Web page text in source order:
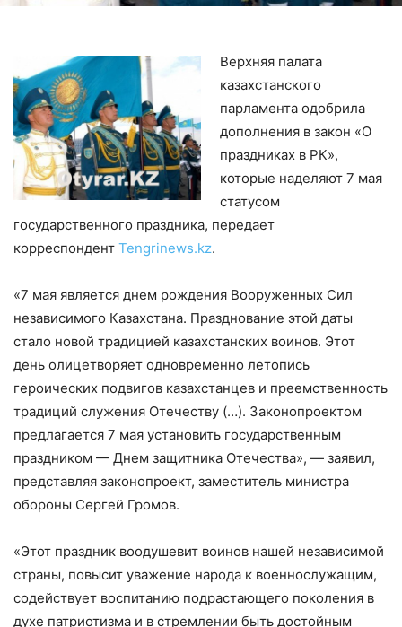
Верхняя палата
казахстанского
парламента одобрила
дополнения в закон «О
праздниках в РК»,
которые наделяют 7 мая
статусом
государственного праздника, передает
корреспондент Tengrinews.kz.
«7 мая является днем рождения Вооруженных Сил
независимого Казахстана. Празднование этой даты
стало новой традицией казахстанских воинов. Этот
день олицетворяет одновременно летопись
героических подвигов казахстанцев и преемственность
традиций служения Отечеству (…). Законопроектом
предлагается 7 мая установить государственным
праздником — Днем защитника Отечества», — заявил,
представляя законопроект, заместитель министра
обороны Сергей Громов.
«Этот праздник воодушевит воинов нашей независимой
страны, повысит уважение народа к военнослужащим,
содействует воспитанию подрастающего поколения в
духе патриотизма и в стремлении быть достойным